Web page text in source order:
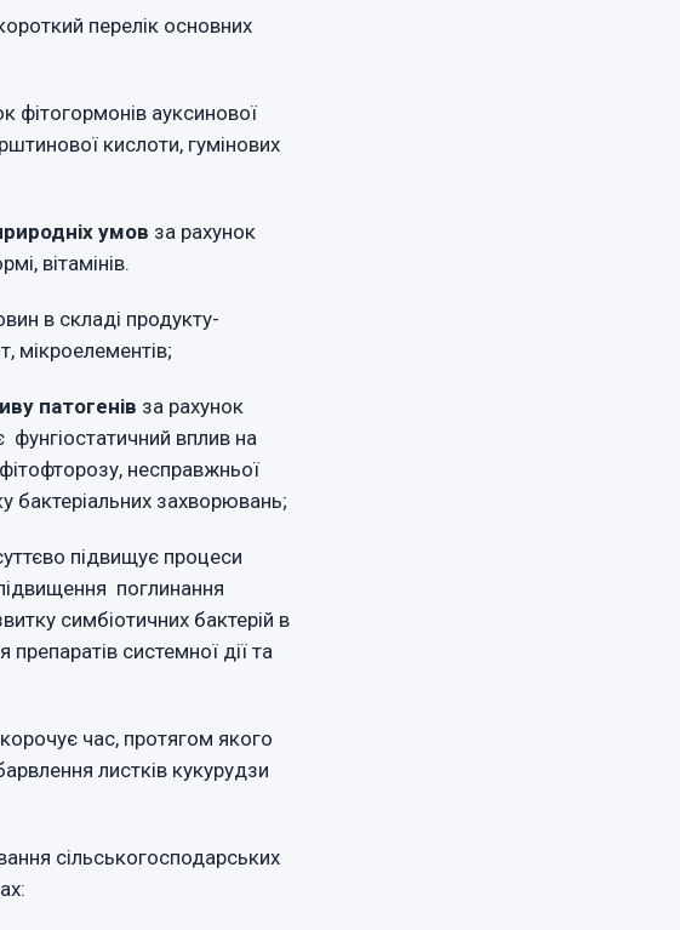
перелік основних
фітогормонів ауксинової
кислоти, гумінових
умов за рахунок
вітамінів.
в складі продукту-
мікроелементів;
патогенів за рахунок
вплив на
несправжньої
захворювань;
підвищує процеси
поглинання
симбіотичних бактерій в
системної дії та
час, протягом якого
листків кукурудзи
сільськогосподарських